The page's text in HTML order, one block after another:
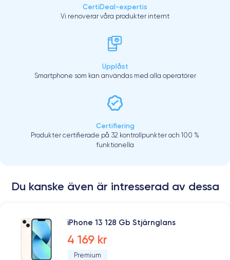
CertiDeal-expertis
Vi renoverar våra produkter internt
Upplåst
Smartphone som kan användas med alla operatörer
Certifiering
Produkter certifierade på 32 kontrollpunkter och 100 %
funktionella
Du kanske även är intresserad av dessa
iPhone 13 128 Gb Stjärnglans
4 169 kr
Premium